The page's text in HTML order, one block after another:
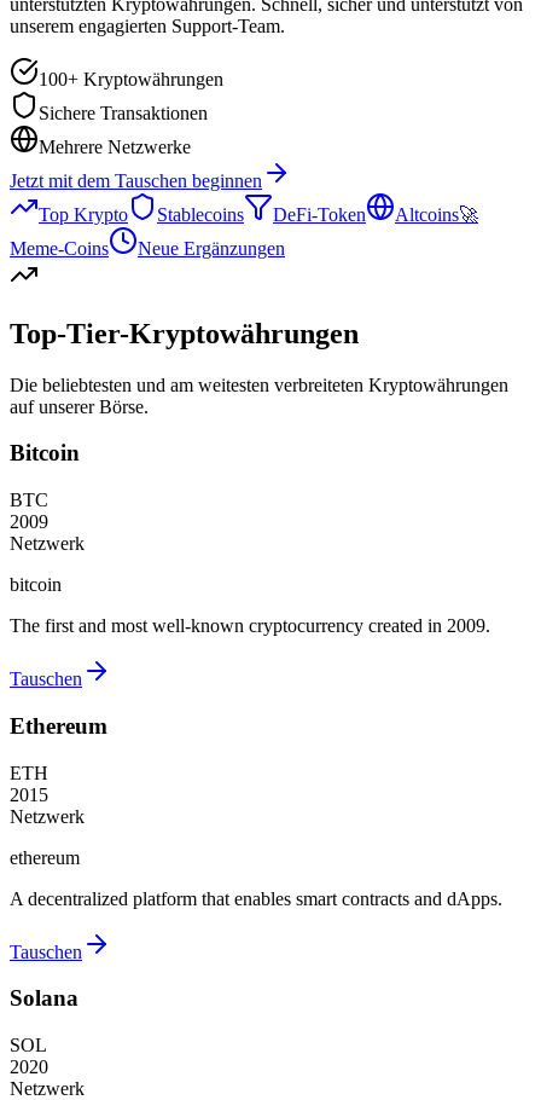
unserem engagierten Support-Team.
100+ Kryptowährungen
Sichere Transaktionen
Mehrere Netzwerke
Jetzt mit dem Tauschen beginnen
Top Krypto
Stablecoins DeFi-Token Altcoins🚀
Meme-Coins
Neue Ergänzungen
Top-Tier-Kryptowährungen
Die beliebtesten und am weitesten verbreiteten Kryptowährungen
auf unserer Börse.
Bitcoin
BTC
2009
Netzwerk
bitcoin
The first and most well-known cryptocurrency created in 2009.
Tauschen
Ethereum
ETH
2015
Netzwerk
ethereum
A decentralized platform that enables smart contracts and dApps.
Tauschen
Solana
SOL
2020
Netzwerk